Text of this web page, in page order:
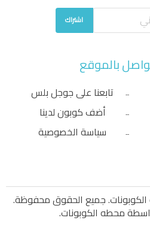
اشتراك
بالموقع
تابعنا على جوجل بلس
أضف كوبون لدينا
سياسة الخصوصية
محطه الكوبونات.